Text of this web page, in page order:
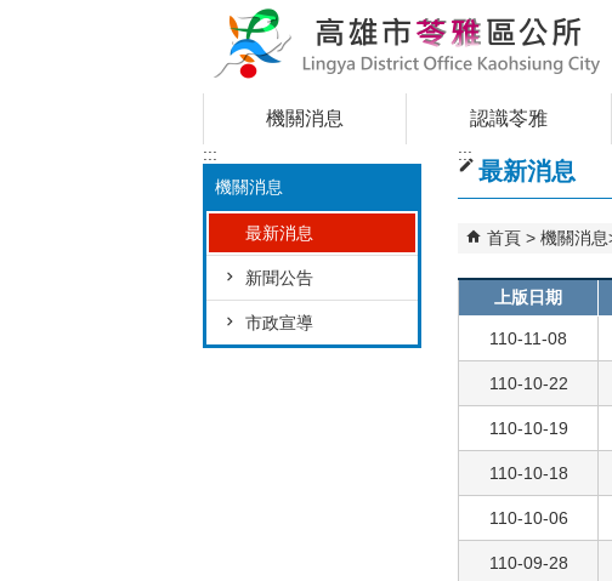
機關消息 認識苓雅
:::
機關消息
最新消息
新聞公告
市政宣導
:::
最新消息
首頁 機關消息
上版日期
110-11-08
110-10-22
110-10-19
110-10-18
110-10-06
110-09-28